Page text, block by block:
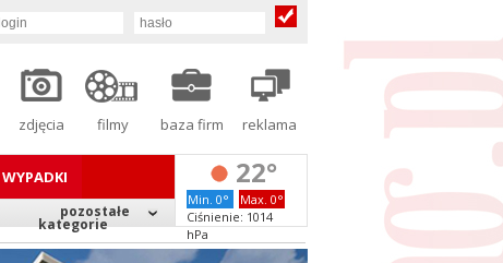
zdjęcia filmy baza firm reklama
WYPADKI
pozostałe
kategorie
22°
Min. 0°
Max. 0°
Ciśnienie: 1014
hPa